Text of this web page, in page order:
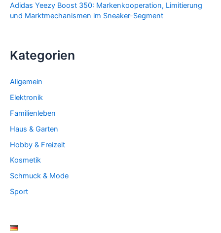
Adidas Yeezy Boost 350: Markenkooperation, Limitierung
und Marktmechanismen im Sneaker-Segment
Kategorien
Allgemein
Elektronik
Familienleben
Haus & Garten
Hobby & Freizeit
Kosmetik
Schmuck & Mode
Sport